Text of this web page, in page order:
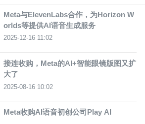
Meta与ElevenLabs合作，为Horizo​​n W
orlds等提供AI语音生成服务
2025-12-16 11:02
接连收购，Meta的AI+智能眼镜版图又扩
大了
2025-08-16 10:02
Meta收购AI语音初创公司Play AI